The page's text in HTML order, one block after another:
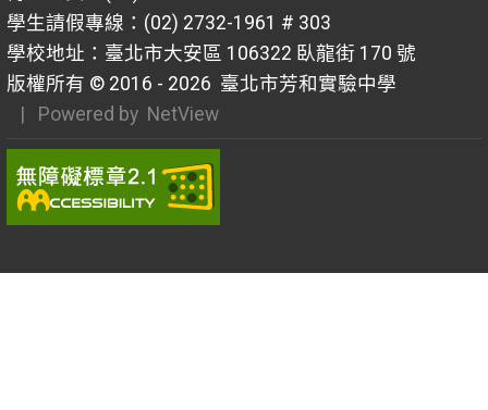
學生請假專線：(02) 2732-1961 # 303
學校地址：臺北市大安區 106322 臥龍街 170 號
版權所有 © 2016 - 2026 臺北市芳和實驗中學
| Powered by NetView